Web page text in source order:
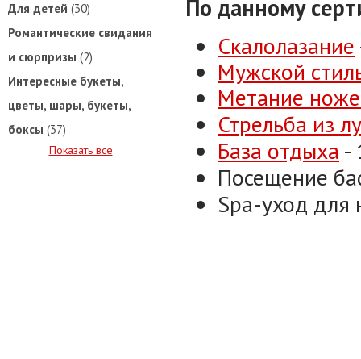
По данному
Скалолазание
Мужской
Метание
Стрельба из
База отдыха -
Посещение
Spa-уход для
Для детей (30)
Романтические свидания
и сюрпризы (2)
Интересные букеты,
цветы, шары, букеты,
боксы (37)
Показать все